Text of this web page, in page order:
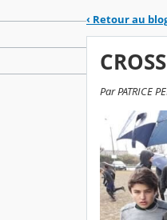
‹ Retour au
Par PATRICE